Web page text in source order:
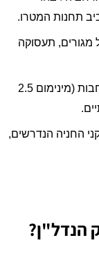
תחנות המטרו.
מגורים, תעסוקה
3. שיפור המרחב הציבורי: דגש על מדרכות רחבות (מינימום 2.5
החניה הנדרשים,